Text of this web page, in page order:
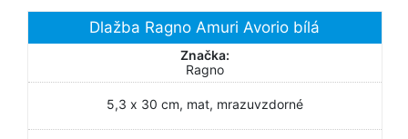
Dlažba Ragno Amuri Avorio bílá
Značka:
Ragno
5,3 x 30 cm, mat, mrazuvzdorné